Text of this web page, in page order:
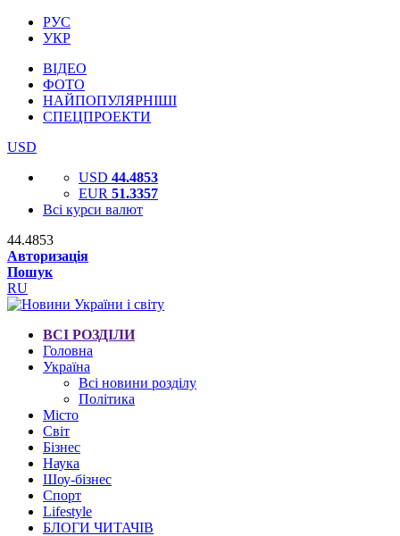
РУС
УКР
ВІДЕО
ФОТО
НАЙПОПУЛЯРНІШІ
СПЕЦПРОЕКТИ
USD
USD 44.4853
EUR 51.3357
Всі курси валют
44.4853
Авторизація
Пошук
RU
ВСІ РОЗДІЛИ
Головна
Україна
Всі новини розділу
Політика
Місто
Світ
Бізнес
Наука
Шоу-бізнес
Спорт
Lifestyle
БЛОГИ ЧИТАЧІВ